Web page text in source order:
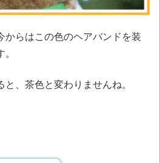
からはこの色のヘアバンドを装
と、茶色と変わりませんね。